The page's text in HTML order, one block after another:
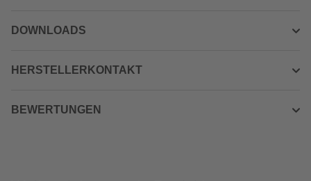
DOWNLOADS
HERSTELLERKONTAKT
BEWERTUNGEN